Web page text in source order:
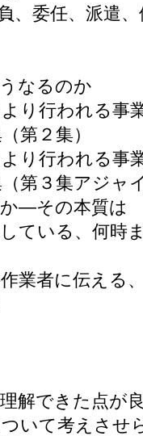
、委任、派遣
なるのか
り行われる事
第２集）
り行われる事
（第３集アジャ
か―その本質は
ている、何時
業者に伝える
解できた点が
いて考えさせ